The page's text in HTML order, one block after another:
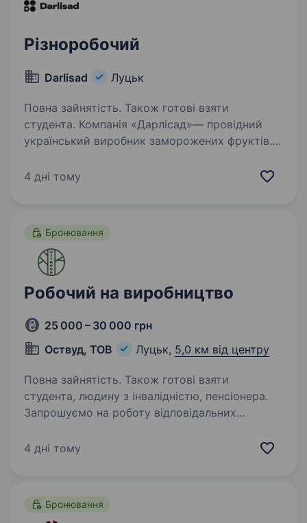
Різноробочий
Darlisad Луцьк
Повна зайнятість. Також готові взяти
студента. Компанія «Дарлісад»— провідний
український виробник заморожених фруктів.
на закупівлі, переробці, заморожуванні
4 дні тому
Бронювання
Робочий на виробництво
25 000 – 30 000 грн
Оствуд, ТОВ
Луцьк, 5,0 км від центру
Повна зайнятість. Також готові взяти
студента, людину з інвалідністю, пенсіонера.
Запрошуємо на роботу відповідальних
Робота стабільна, з офіційним графіком. Умови
4 дні тому
Бронювання